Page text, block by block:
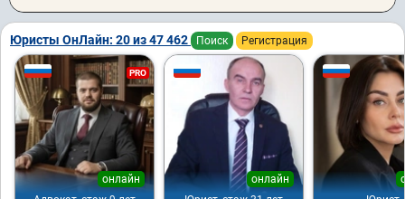
Юристы ОнЛайн: 20 из 47 462 Поиск Регистрация
PRO
онлайн онлайн